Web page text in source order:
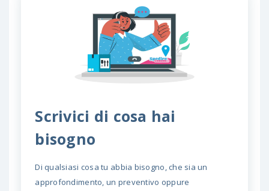
Scrivici di cosa hai
bisogno
Di qualsiasi cosa tu abbia bisogno, che sia un
approfondimento, un preventivo oppure